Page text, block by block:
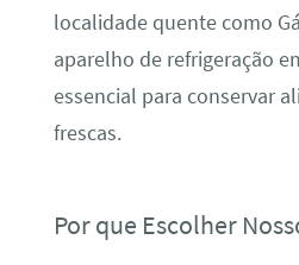
localidade quente como
aparelho de refrigeração
essencial para conservar
frescas.
Por que Escolher